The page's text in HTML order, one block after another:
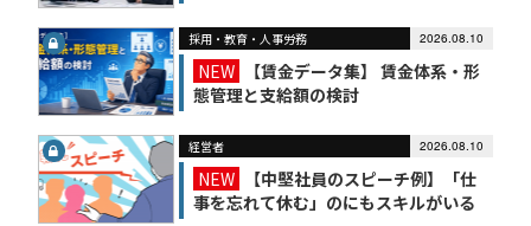
採用・教育・人事労務 2026.08.10
NEW
【賃金データ集】 賃金体系・形
態管理と支給額の検討
経営者 2026.08.10
NEW
【中堅社員のスピーチ例】「仕
事を忘れて休む」のにもスキルがいる